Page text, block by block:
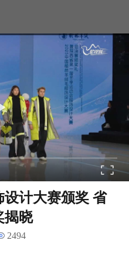
计大赛颁奖 省
揭晓
2494